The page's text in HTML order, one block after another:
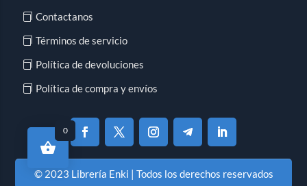
Contactanos
Términos de servicio
Política de devoluciones
Política de compra y envíos
© 2023 Librería Enki | Todos los derechos reservados
0